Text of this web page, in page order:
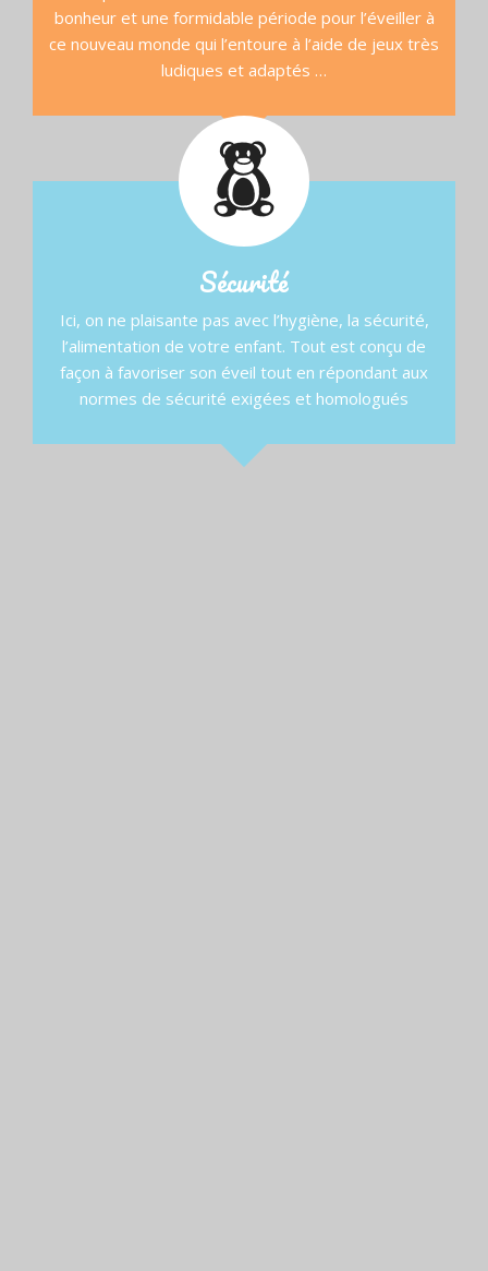
bonheur et une formidable période pour l’éveiller à
ce nouveau monde qui l’entoure à l’aide de jeux très
ludiques et adaptés …
Sécurité
Ici, on ne plaisante pas avec l’hygiène, la sécurité,
l’alimentation de votre enfant. Tout est conçu de
façon à favoriser son éveil tout en répondant aux
normes de sécurité exigées et homologués